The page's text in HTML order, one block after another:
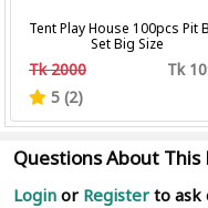
Tent Play House 100pcs Pit
Set Big Size
Tk 2000
Tk
5 (2)
Questions About This
Login or Register to ask